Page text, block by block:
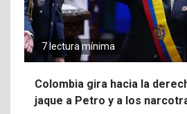
7 lectura mínima
Colombia gira hacia la
jaque a Petro y a los